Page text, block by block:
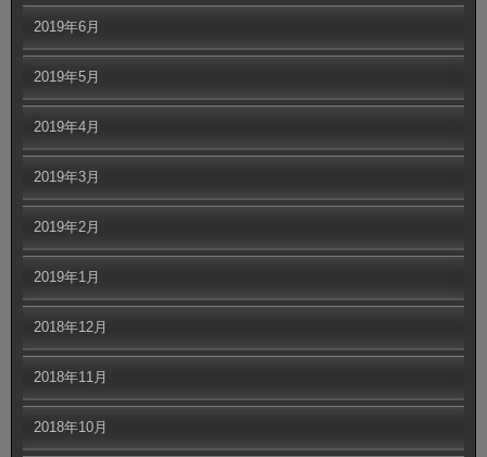
2019年6月
2019年5月
2019年4月
2019年3月
2019年2月
2019年1月
2018年12月
2018年11月
2018年10月